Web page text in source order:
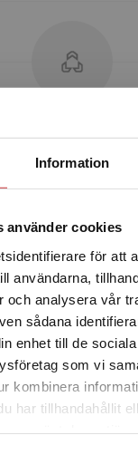
Information
använder cookies
för att
användarna,
och analysera vår
sådana
enhet till de
som vi
kombinera
har tillhandahållit
att du besöker
via en enhet
leveranser
Peter Byström
Rosen